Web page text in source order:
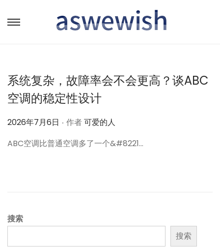
转
跳
系统复杂，故障率会不会更高？谈ABC
空调的稳定性设计
作
2026年7月6日 . 作者可爱的人
ABC空调比普通空调多了一个&#8221…
搜索
搜索